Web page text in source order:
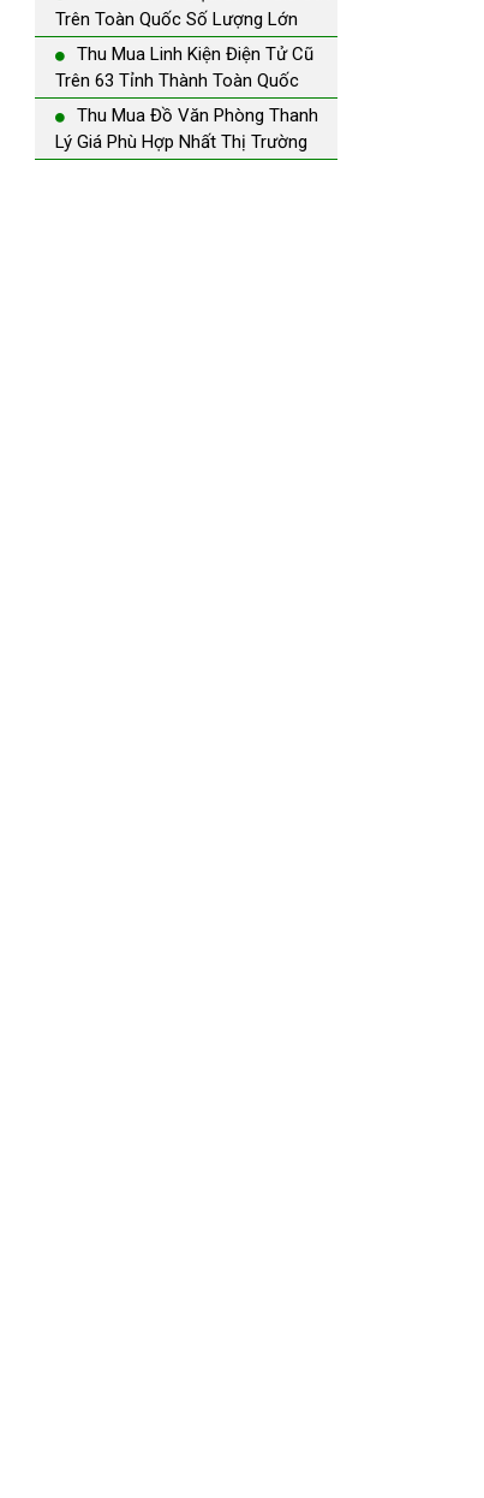
Trên Toàn Quốc Số Lượng Lớn
Thu Mua Linh Kiện Điện Tử Cũ
Trên 63 Tỉnh Thành Toàn Quốc
Thu Mua Đồ Văn Phòng Thanh
Lý Giá Phù Hợp Nhất Thị Trường